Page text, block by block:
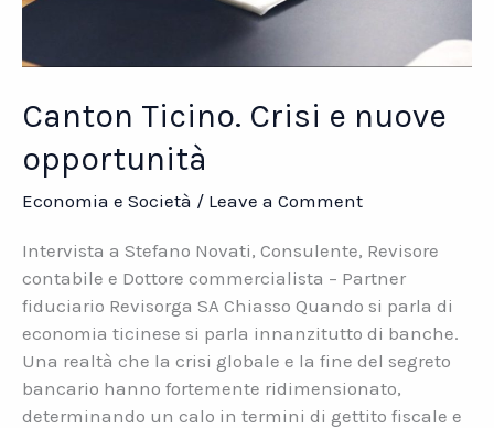
Canton Ticino. Crisi e nuove
opportunità
Economia e Società / Leave a Comment
Intervista a Stefano Novati, Consulente, Revisore
contabile e Dottore commercialista – Partner
fiduciario Revisorga SA Chiasso Quando si parla di
economia ticinese si parla innanzitutto di banche.
Una realtà che la crisi globale e la fine del segreto
bancario hanno fortemente ridimensionato,
determinando un calo in termini di gettito fiscale e